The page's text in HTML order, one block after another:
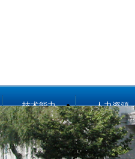
技术能力
技术能力概况
冶金工程技术
人力资源
资源概况
招聘信息